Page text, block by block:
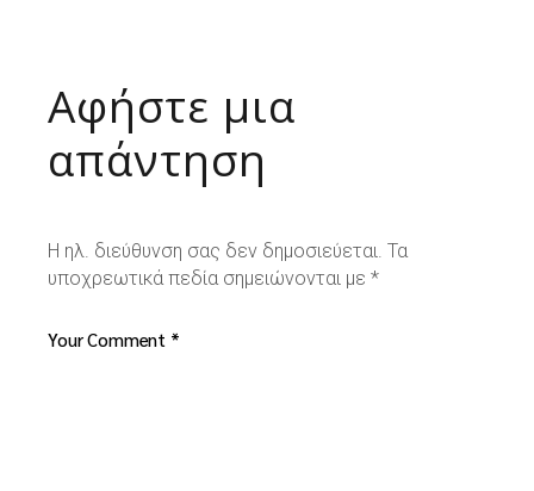
Αφήστε μια
απάντηση
Η ηλ. διεύθυνση σας δεν δημοσιεύεται. Τα
υποχρεωτικά πεδία σημειώνονται με *
Your Comment *